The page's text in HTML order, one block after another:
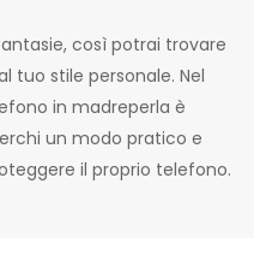
così potrai trovare
tuo stile personale. Nel
in madreperla è
un modo pratico e
il proprio telefono.